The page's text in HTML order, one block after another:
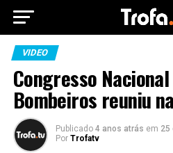
VIDEO
Congresso
Bombeiros reuniu
Publicado 4 anos atrás em 25
Por Trofatv